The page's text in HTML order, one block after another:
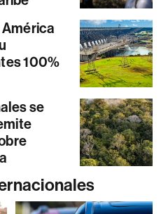
América
100%
se